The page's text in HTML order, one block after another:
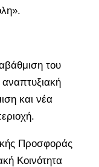
του
και νέα
Προσφοράς
Κοινότητα